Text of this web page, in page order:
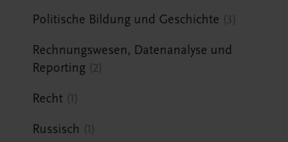
Politische Bildung und Geschichte 3
Rechnungswesen, Datenanalyse und
Reporting 2
Recht 1
Russisch 1